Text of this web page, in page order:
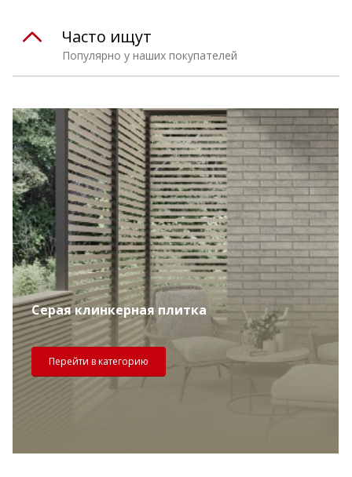
Популярно у наших покупателей
Часто ищут
Серая клинкерная плитка
Перейти в категорию